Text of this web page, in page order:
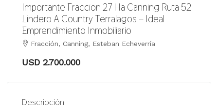
Importante Fraccion 27 Ha Canning Ruta 52
Lindero A Country Terralagos – Ideal
Emprendimiento Inmobiliario
Fracción, Canning, Esteban Echeverría
USD 2.700.000
Descripción